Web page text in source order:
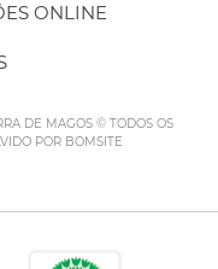
ONLINE
DE MAGOS © TODOS OS
POR BOMSITE